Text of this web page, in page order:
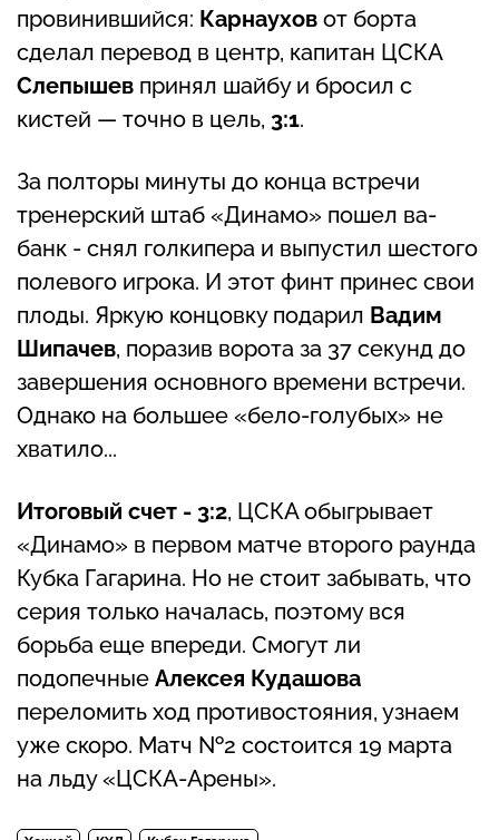
провинившийся: Карнаухов от борта
сделал перевод в центр, капитан ЦСКА
Слепышев принял шайбу и бросил с
кистей — точно в цель, 3:1.
За полторы минуты до конца встречи
тренерский штаб «Динамо» пошел ва-
банк - снял голкипера и выпустил шестого
полевого игрока. И этот финт принес свои
плоды. Яркую концовку подарил Вадим
Шипачев, поразив ворота за 37 секунд до
завершения основного времени встречи.
Однако на большее «бело-голубых» не
хватило...
Итоговый счет - 3:2, ЦСКА обыгрывает
«Динамо» в первом матче второго раунда
Кубка Гагарина. Но не стоит забывать, что
серия только началась, поэтому вся
борьба еще впереди. Смогут ли
подопечные Алексея Кудашова
переломить ход противостояния, узнаем
уже скоро. Матч №2 состоится 19 марта
на льду «ЦСКА-Арены».